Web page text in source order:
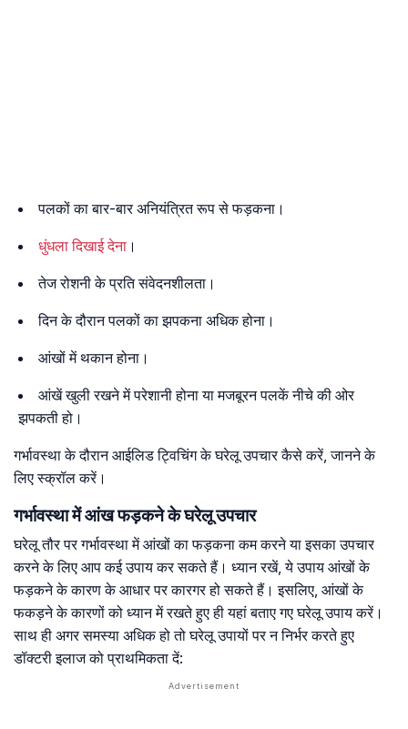
पलकों का बार-बार अनियंत्रित रूप से फड़कना।
धुंधला दिखाई देना ।
तेज रोशनी के प्रति संवेदनशीलता।
दिन के दौरान पलकों का झपकना अधिक होना।
आंखों में थकान होना।
आंखें खुली रखने में परेशानी होना या मजबूरन पलकें नीचे की ओर
झपकती हो।
गर्भावस्था के दौरान आईलिड ट्विचिंग के घरेलू उपचार कैसे करें, जानने के
लिए स्क्रॉल करें।
गर्भावस्था में आंख फड़कने के घरेलू उपचार
घरेलू तौर पर गर्भावस्था में आंखों का फड़कना कम करने या इसका उपचार
करने के लिए आप कई उपाय कर सकते हैं। ध्यान रखें, ये उपाय आंखों के
फड़कने के कारण के आधार पर कारगर हो सकते हैं। इसलिए, आंखों के
फकड़ने के कारणों को ध्यान में रखते हुए ही यहां बताए गए घरेलू उपाय करें।
साथ ही अगर समस्या अधिक हो तो घरेलू उपायों पर न निर्भर करते हुए
डॉक्टरी इलाज को प्राथमिकता दें: